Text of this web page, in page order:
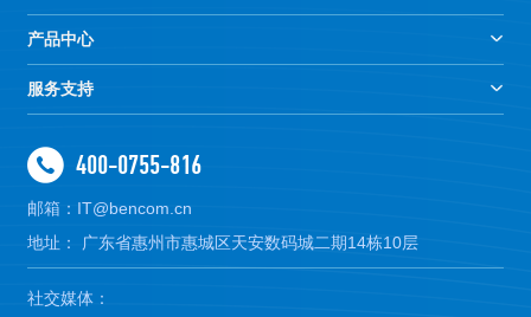
产品中心
服务支持
400-0755-816
邮箱：IT@bencom.cn
地址： 广东省惠州市惠城区天安数码城二期14栋10层
社交媒体：